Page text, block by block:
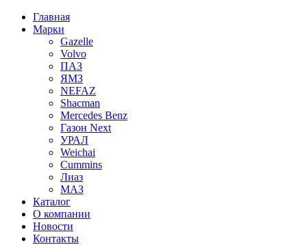
Главная
Марки
Gazelle
Volvo
ПАЗ
ЯМЗ
NEFAZ
Shacman
Mercedes Benz
Газон Next
УРАЛ
Weichai
Cummins
Лиаз
МАЗ
Каталог
О компании
Новости
Контакты